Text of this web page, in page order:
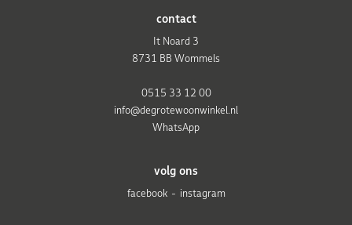
volg ons
facebook
instagram
contact
It Noard 3
8731 BB Wommels
0515 33 12 00
info@degrotewoonwinkel.nl
WhatsApp